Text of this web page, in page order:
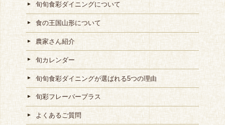
旬旬食彩ダイニングについて
食の王国山形について
農家さん紹介
旬カレンダー
旬旬食彩ダイニングが選ばれる5つの理由
旬彩フレーバープラス
よくあるご質問